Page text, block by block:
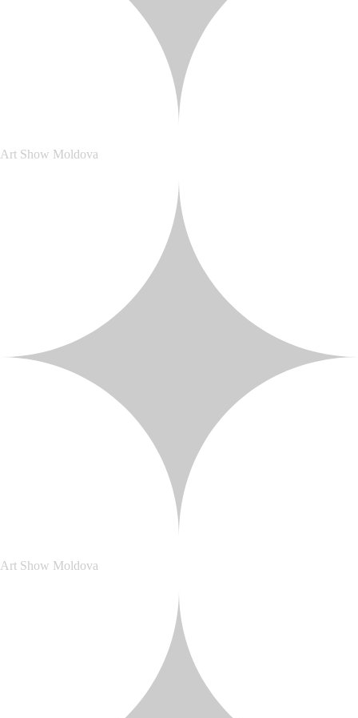
Art Show Moldova
Art Show Moldova